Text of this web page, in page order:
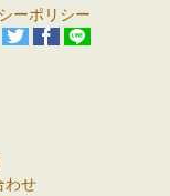
ーポリシー
わせ